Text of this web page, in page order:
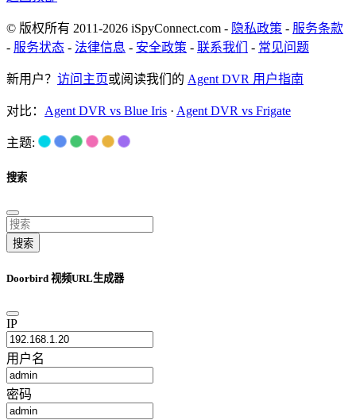
© 版权所有 2011-2026 iSpyConnect.com - 隐私政策 - 服务条款
- 服务状态 - 法律信息 - 安全政策 - 联系我们 - 常见问题
新用户？ 访问主页或阅读我们的 Agent DVR 用户指南
对比： Agent DVR vs Blue Iris · Agent DVR vs Frigate
主题:
搜索
搜索
Doorbird 视频URL生成器
IP
用户名
密码